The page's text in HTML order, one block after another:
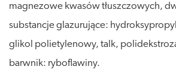
magnezowe kwasów tłuszczowych,
substancje glazurujące:
glikol polietylenowy, talk,
barwnik: ryboflawiny.